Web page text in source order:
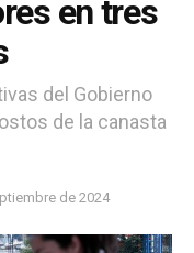
en tres
del Gobierno
de la canasta
de 2024